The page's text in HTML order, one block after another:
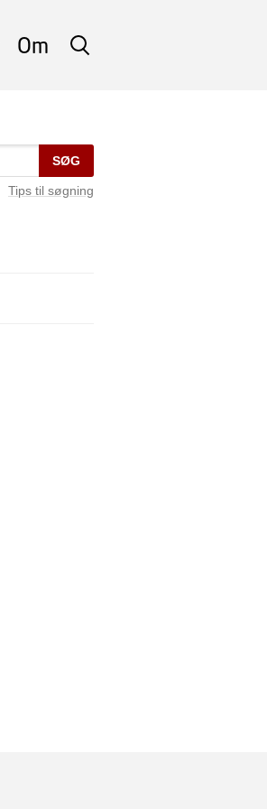
SØG
Om
SØG
Tips til søgning